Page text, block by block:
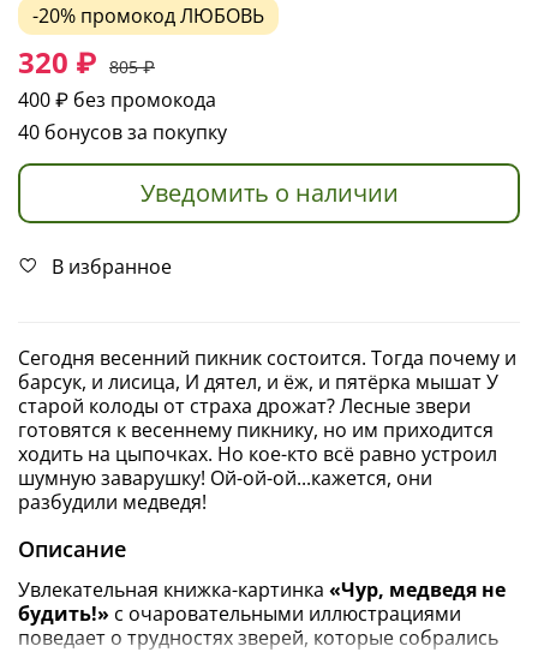
-20% промокодЛЮБОВЬ
320 ₽ 805 ₽
400 ₽ без промокода
40 бонусов за покупку
Уведомить о наличии
В избранное
Сегодня весенний пикник состоится. Тогда почему и
барсук, и лисица, И дятел, и ёж, и пятёрка мышат У
старой колоды от страха дрожат? Лесные звери
готовятся к весеннему пикнику, но им приходится
ходить на цыпочках. Но кое-кто всё равно устроил
шумную заварушку! Ой-ой-ой...кажется, они
разбудили медведя!
Описание
Увлекательная книжка-картинка «Чур, медведя не
будить!» с очаровательными иллюстрациями
поведает о трудностях зверей, которые собрались